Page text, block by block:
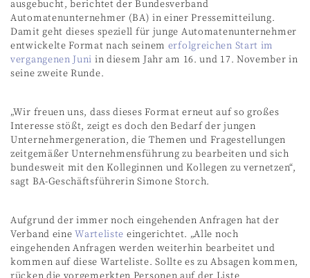
ausgebucht, berichtet der Bundesverband
Automatenunternehmer (BA) in einer Pressemitteilung.
Damit geht dieses speziell für junge Automatenunternehmer
entwickelte Format nach seinem erfolgreichen Start im
vergangenen Juni in diesem Jahr am 16. und 17. November in
seine zweite Runde.
„Wir freuen uns, dass dieses Format erneut auf so großes
Interesse stößt, zeigt es doch den Bedarf der jungen
Unternehmergeneration, die Themen und Fragestellungen
zeitgemäßer Unternehmensführung zu bearbeiten und sich
bundesweit mit den Kolleginnen und Kollegen zu vernetzen“,
sagt BA-Geschäftsführerin Simone Storch.
Aufgrund der immer noch eingehenden Anfragen hat der
Verband eineWarteliste eingerichtet. „Alle noch
eingehenden Anfragen werden weiterhin bearbeitet und
kommen auf diese Warteliste. Sollte es zu Absagen kommen,